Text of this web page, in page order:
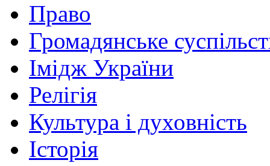
Право
Громадянське
Імідж України
Релігія
Культура і духовність
Історія